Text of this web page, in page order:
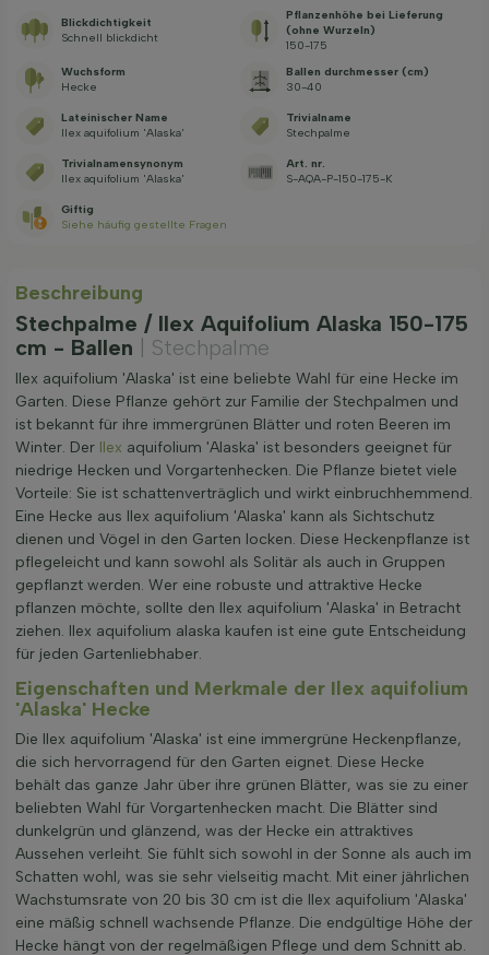
Blickdichtigkeit
Schnell blickdicht
Pflanzenhöhe bei Lieferung
(ohne Wurzeln)
150-175
Wuchsform
Hecke
Ballen durchmesser (cm)
30-40
Lateinischer Name
Ilex aquifolium 'Alaska'
Trivialname
Stechpalme
Trivialnamensynonym
Ilex aquifolium 'Alaska'
Art. nr.
S-AQA-P-150-175-K
Giftig
Siehe häufig gestellte Fragen
Beschreibung
Stechpalme / Ilex Aquifolium Alaska 150-175
cm - Ballen
| Stechpalme
Ilex aquifolium 'Alaska' ist eine beliebte Wahl für eine Hecke im
Garten. Diese Pflanze gehört zur Familie der Stechpalmen und
ist bekannt für ihre immergrünen Blätter und roten Beeren im
Winter. Der Ilex aquifolium 'Alaska' ist besonders geeignet für
niedrige Hecken und Vorgartenhecken. Die Pflanze bietet viele
Vorteile: Sie ist schattenverträglich und wirkt einbruchhemmend.
Eine Hecke aus Ilex aquifolium 'Alaska' kann als Sichtschutz
dienen und Vögel in den Garten locken. Diese Heckenpflanze ist
pflegeleicht und kann sowohl als Solitär als auch in Gruppen
gepflanzt werden. Wer eine robuste und attraktive Hecke
pflanzen möchte, sollte den Ilex aquifolium 'Alaska' in Betracht
ziehen. Ilex aquifolium alaska kaufen ist eine gute Entscheidung
für jeden Gartenliebhaber.
Eigenschaften und Merkmale der Ilex aquifolium
'Alaska' Hecke
Die Ilex aquifolium 'Alaska' ist eine immergrüne Heckenpflanze,
die sich hervorragend für den Garten eignet. Diese Hecke
behält das ganze Jahr über ihre grünen Blätter, was sie zu einer
beliebten Wahl für Vorgartenhecken macht. Die Blätter sind
dunkelgrün und glänzend, was der Hecke ein attraktives
Aussehen verleiht. Sie fühlt sich sowohl in der Sonne als auch im
Schatten wohl, was sie sehr vielseitig macht. Mit einer jährlichen
Wachstumsrate von 20 bis 30 cm ist die Ilex aquifolium 'Alaska'
eine mäßig schnell wachsende Pflanze. Die endgültige Höhe der
Hecke hängt von der regelmäßigen Pflege und dem Schnitt ab.